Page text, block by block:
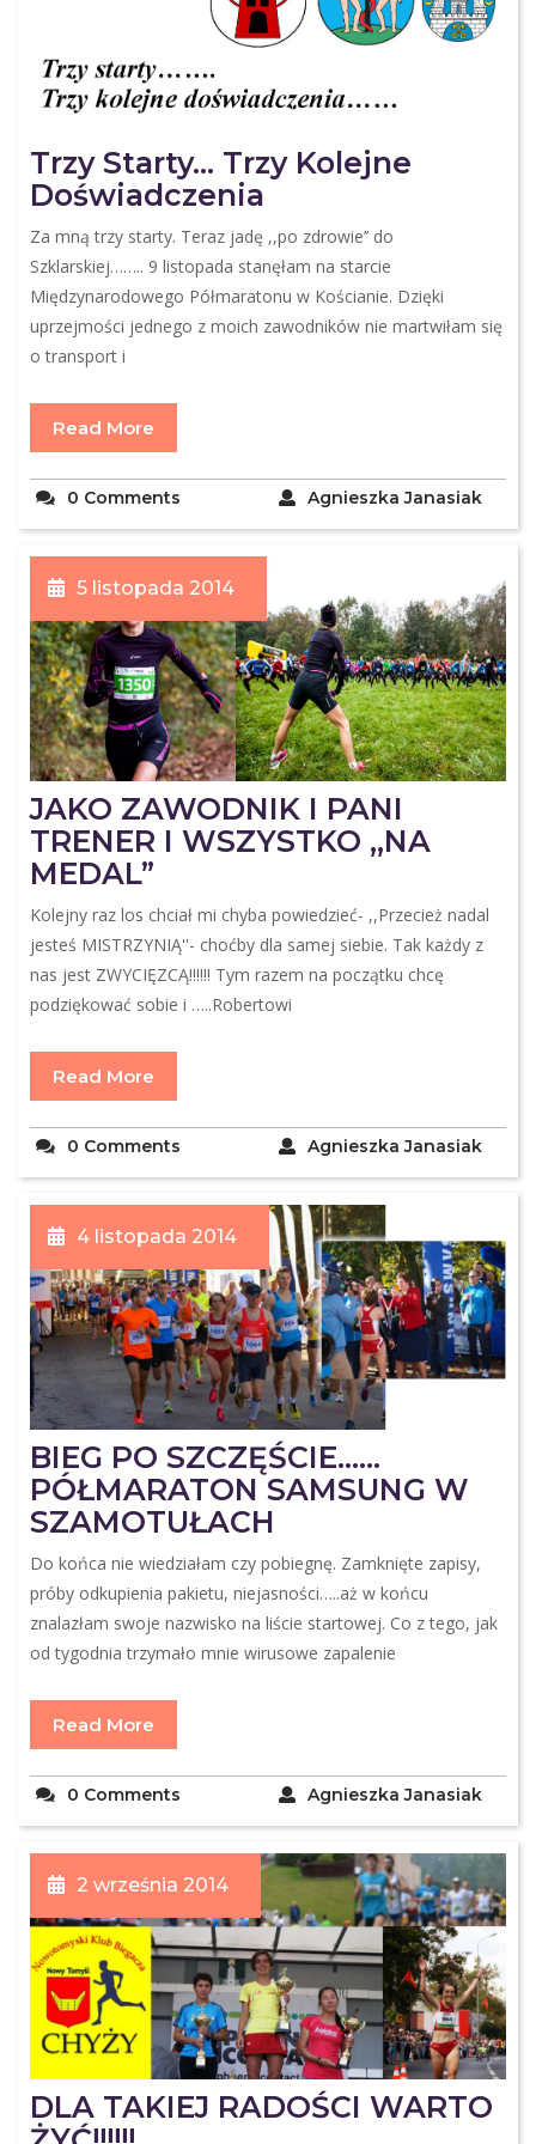
Trzy Starty… Trzy Kolejne
Doświadczenia
Za mną trzy starty. Teraz jadę ,,po zdrowie’’ do
Szklarskiej…….. 9 listopada stanęłam na starcie
Międzynarodowego Półmaratonu w Kościanie. Dzięki
uprzejmości jednego z moich zawodników nie martwiłam się
o transport i
Read More
Agnieszka Janasiak
0 Comments
5 listopada 2014
JAKO ZAWODNIK I PANI
TRENER I WSZYSTKO ,,NA
MEDAL”
Kolejny raz los chciał mi chyba powiedzieć- ,,Przecież nadal
jesteś MISTRZYNIĄ''- choćby dla samej siebie. Tak każdy z
nas jest ZWYCIĘZCĄ!!!!!! Tym razem na początku chcę
podziękować sobie i …..Robertowi
Read More
Agnieszka Janasiak
0 Comments
4 listopada 2014
BIEG PO SZCZĘŚCIE……
PÓŁMARATON SAMSUNG W
SZAMOTUŁACH
Do końca nie wiedziałam czy pobiegnę. Zamknięte zapisy,
próby odkupienia pakietu, niejasności…..aż w końcu
znalazłam swoje nazwisko na liście startowej. Co z tego, jak
od tygodnia trzymało mnie wirusowe zapalenie
Read More
Agnieszka Janasiak
0 Comments
2 września 2014
DLA TAKIEJ RADOŚCI WARTO